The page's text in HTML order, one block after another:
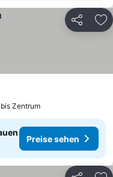
Teilen
Zentrum
Preise sehen